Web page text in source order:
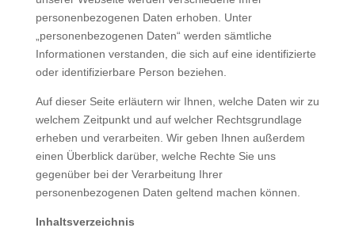
personenbezogenen Daten erhoben. Unter
„personenbezogenen Daten“ werden sämtliche
Informationen verstanden, die sich auf eine identifizierte
oder identifizierbare Person beziehen.
Auf dieser Seite erläutern wir Ihnen, welche Daten wir zu
welchem Zeitpunkt und auf welcher Rechtsgrundlage
erheben und verarbeiten. Wir geben Ihnen außerdem
einen Überblick darüber, welche Rechte Sie uns
gegenüber bei der Verarbeitung Ihrer
personenbezogenen Daten geltend machen können.
Inhaltsverzeichnis